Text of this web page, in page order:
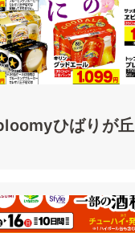
ひばりが丘